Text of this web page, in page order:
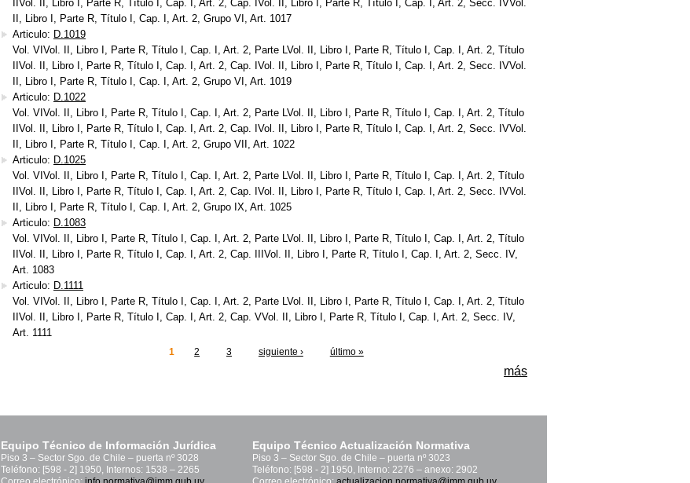
IIVol. II, Libro I, Parte R, Título I, Cap. I, Art. 2, Cap. IVol. II, Libro I, Parte R, Título I, Cap. I, Art. 2, Secc. IVVol.
II, Libro I, Parte R, Título I, Cap. I, Art. 2, Grupo VI, Art. 1017
Articulo: D.1019
Vol. VIVol. II, Libro I, Parte R, Título I, Cap. I, Art. 2, Parte LVol. II, Libro I, Parte R, Título I, Cap. I, Art. 2, Título
IIVol. II, Libro I, Parte R, Título I, Cap. I, Art. 2, Cap. IVol. II, Libro I, Parte R, Título I, Cap. I, Art. 2, Secc. IVVol.
II, Libro I, Parte R, Título I, Cap. I, Art. 2, Grupo VI, Art. 1019
Articulo: D.1022
Vol. VIVol. II, Libro I, Parte R, Título I, Cap. I, Art. 2, Parte LVol. II, Libro I, Parte R, Título I, Cap. I, Art. 2, Título
IIVol. II, Libro I, Parte R, Título I, Cap. I, Art. 2, Cap. IVol. II, Libro I, Parte R, Título I, Cap. I, Art. 2, Secc. IVVol.
II, Libro I, Parte R, Título I, Cap. I, Art. 2, Grupo VII, Art. 1022
Articulo: D.1025
Vol. VIVol. II, Libro I, Parte R, Título I, Cap. I, Art. 2, Parte LVol. II, Libro I, Parte R, Título I, Cap. I, Art. 2, Título
IIVol. II, Libro I, Parte R, Título I, Cap. I, Art. 2, Cap. IVol. II, Libro I, Parte R, Título I, Cap. I, Art. 2, Secc. IVVol.
II, Libro I, Parte R, Título I, Cap. I, Art. 2, Grupo IX, Art. 1025
Articulo: D.1083
Vol. VIVol. II, Libro I, Parte R, Título I, Cap. I, Art. 2, Parte LVol. II, Libro I, Parte R, Título I, Cap. I, Art. 2, Título
IIVol. II, Libro I, Parte R, Título I, Cap. I, Art. 2, Cap. IIIVol. II, Libro I, Parte R, Título I, Cap. I, Art. 2, Secc. IV,
Art. 1083
Articulo: D.1111
Vol. VIVol. II, Libro I, Parte R, Título I, Cap. I, Art. 2, Parte LVol. II, Libro I, Parte R, Título I, Cap. I, Art. 2, Título
IIVol. II, Libro I, Parte R, Título I, Cap. I, Art. 2, Cap. VVol. II, Libro I, Parte R, Título I, Cap. I, Art. 2, Secc. IV,
Art. 1111
1 2 3 siguiente › último »
más
Equipo Técnico Actualización Normativa
Piso 3 – Sector Sgo. de Chile – puerta nº 3023
Teléfono: [598 - 2] 1950, Interno: 2276 – anexo: 2902
Equipo Técnico de Información Jurídica
Piso 3 – Sector Sgo. de Chile – puerta nº 3028
Teléfono: [598 - 2] 1950, Internos: 1538 – 2265